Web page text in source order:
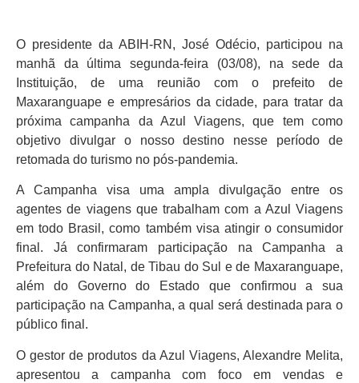
O presidente da ABIH-RN, José Odécio, participou na
manhã da última segunda-feira (03/08), na sede da
Instituição, de uma reunião com o prefeito de
Maxaranguape e empresários da cidade, para tratar da
próxima campanha da Azul Viagens, que tem como
objetivo divulgar o nosso destino nesse período de
retomada do turismo no pós-pandemia.
A Campanha visa uma ampla divulgação entre os
agentes de viagens que trabalham com a Azul Viagens
em todo Brasil, como também visa atingir o consumidor
final. Já confirmaram participação na Campanha a
Prefeitura do Natal, de Tibau do Sul e de Maxaranguape,
além do Governo do Estado que confirmou a sua
participação na Campanha, a qual será destinada para o
público final.
O gestor de produtos da Azul Viagens, Alexandre Melita,
apresentou a campanha com foco em vendas e